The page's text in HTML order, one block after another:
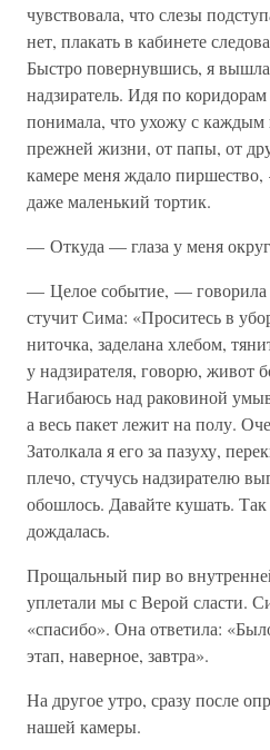
чувствовала, что слезы
нет, плакать в кабинете
Быстро повернувшись, я
надзиратель. Идя по
понимала, что ухожу с каждым
прежней жизни, от папы, от
камере меня ждало
даже маленький тортик.
— Откуда — глаза у меня
— Целое событие, —
стучит Сима: «Проситесь в
ниточка, заделана хлебом,
у надзирателя, говорю, живот
Нагибаюсь над раковиной
а весь пакет лежит на полу.
Затолкала я его за пазуху,
плечо, стучусь надзирателю
обошлось. Давайте кушать.
дождалась.
Прощальный пир во
уплетали мы с Верой сласти.
«спасибо». Она ответила:
этап, наверное, завтра».
На другое утро, сразу после
нашей камеры.